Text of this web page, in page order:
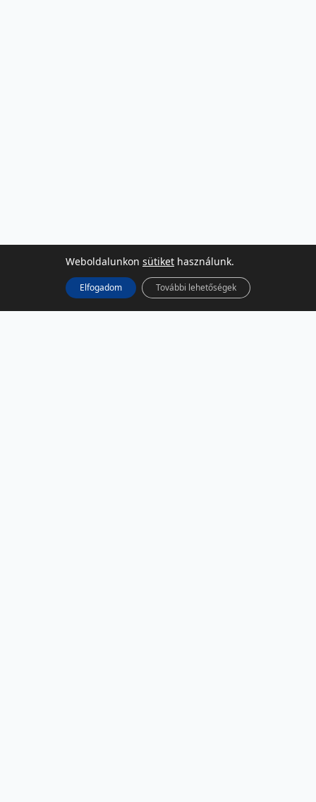
Weboldalunkon sütiket használunk.
Elfogadom További lehetőségek